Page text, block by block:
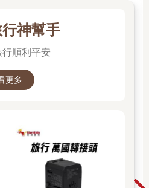
我有些懷疑何以身為鐵道迷領導
研究所耗費青春歲月研究大氣科
生生活，是一有空便跑去坐火
小學課本中「小女孩救了一整列
家十分熟悉的故事，關於一位小
奮力揮 手中紅衣服，終於使一列
論三○年代 Raymond Loewy所設
H君已經從西岸飛奔到東岸研究
除了佩服之外，也確信H君學成
與火車博士的雙學位了。
神幫手
順利平安
更多